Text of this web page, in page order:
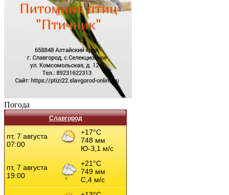
Погода
Славгород